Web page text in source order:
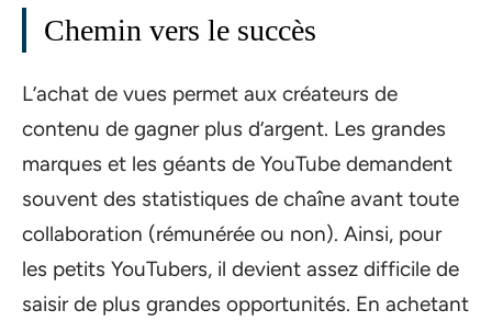
Chemin vers le succès
L’achat de vues permet aux créateurs de
contenu de gagner plus d’argent. Les grandes
marques et les géants de YouTube demandent
souvent des statistiques de chaîne avant toute
collaboration (rémunérée ou non). Ainsi, pour
les petits YouTubers, il devient assez difficile de
saisir de plus grandes opportunités. En achetant